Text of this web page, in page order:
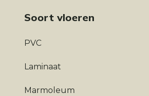
Soort vloeren
PVC
Laminaat
Marmoleum